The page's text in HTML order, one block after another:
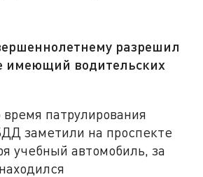
разрешил
имеющий водительских
патрулирования
заметили на проспекте
учебный автомобиль, за